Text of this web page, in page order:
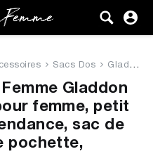
Sacs Dos Gladdon Sac à bandoulière po...
Gladdon
femme, petit
sac de
pochette,